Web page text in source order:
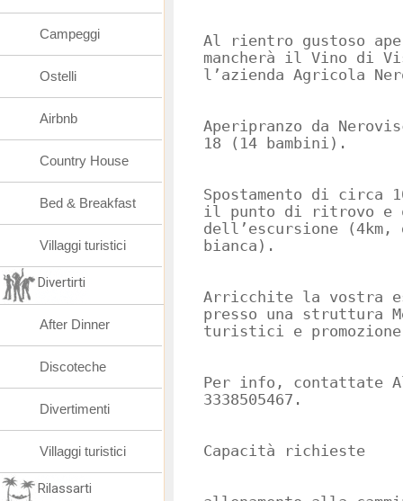
Al rientro gustoso
mancherà il Vino di
l’azienda Agricola
Aperipranzo da
18 (14 bambini).
Spostamento di circa
il punto di ritrovo e
dell’escursione
bianca).
Arricchite la vostra
presso una struttura
turistici e
Per info, contattate
3338505467.
Capacità richieste
Campeggi
Ostelli
Airbnb
Country House
Bed & Breakfast
Villaggi turistici
Divertirti
After Dinner
Discoteche
Divertimenti
Villaggi turistici
Rilassarti